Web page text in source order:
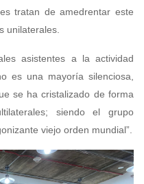
tratan de amedrentar este
unilaterales.
asistentes a la actividad
es una mayoría silenciosa,
se ha cristalizado de forma
siendo el grupo
viejo orden mundial”.